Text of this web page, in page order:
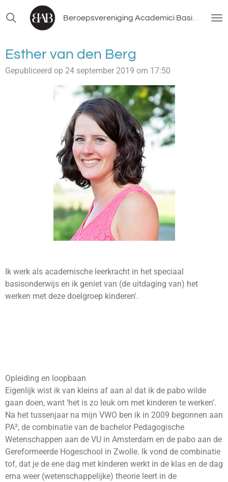
Ga
direct
de
hoofdinhoud
Esther van den Berg
Gepubliceerd op 24 september 2019 om 17:50
Ik werk als academische leerkracht in het speciaal
basisonderwijs en ik geniet van (de uitdaging van) het
werken met deze doelgroep kinderen'.
Opleiding en loopbaan
Eigenlijk wist ik van kleins af aan al dat ik de pabo wilde
gaan doen, want ‘het is zo leuk om met kinderen te werken’.
Na het tussenjaar na mijn VWO ben ik in 2009 begonnen aan
PA², de combinatie van de bachelor Pedagogische
Wetenschappen aan de VU in Amsterdam en de pabo aan de
Gereformeerde Hogeschool in Zwolle. Ik vond de combinatie
tof, dat je de ene dag met kinderen werkt in de klas en de dag
erna weer (wetenschappelijke) theorie leert in de